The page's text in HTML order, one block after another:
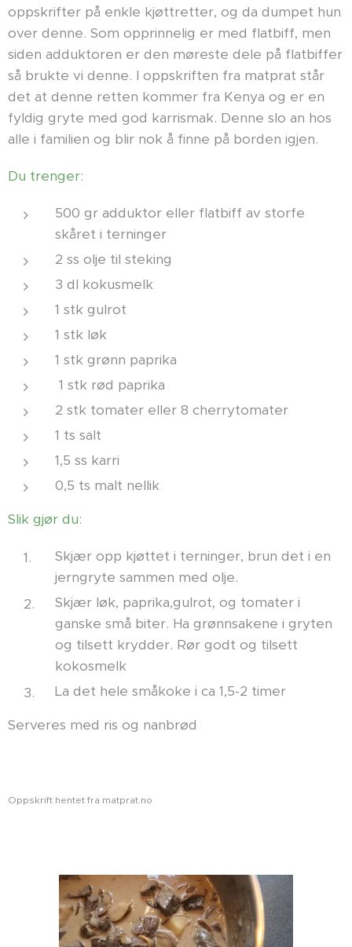
oppskrifter på enkle kjøttretter, og da dumpet hun
over denne. Som opprinnelig er med flatbiff, men
siden adduktoren er den møreste dele på flatbiffer
så brukte vi denne. I oppskriften fra matprat står
det at denne retten kommer fra Kenya og er en
fyldig gryte med god karrismak. Denne slo an hos
alle i familien og blir nok å finne på borden igjen.
Du trenger:
500 gr adduktor eller flatbiff av storfe
skåret i terninger
2 ss olje til steking
3 dl kokusmelk
1 stk gulrot
1 stk løk
1 stk grønn paprika
1 stk rød paprika
2 stk tomater eller 8 cherrytomater
1 ts salt
1,5 ss karri
0,5 ts malt nellik
Slik gjør du:
Skjær opp kjøttet i terninger, brun det i en
jerngryte sammen med olje.
Skjær løk, paprika,gulrot, og tomater i
ganske små biter. Ha grønnsakene i gryten
og tilsett krydder. Rør godt og tilsett
kokosmelk
La det hele småkoke i ca 1,5-2 timer
Serveres med ris og nanbrød
Oppskrift hentet fra matprat.no